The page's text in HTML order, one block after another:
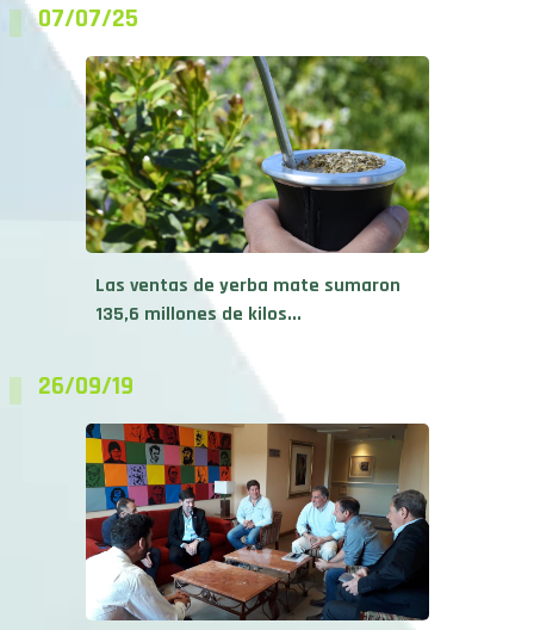
07/07/25
Las ventas de yerba mate sumaron
135,6 millones de kilos...
26/09/19